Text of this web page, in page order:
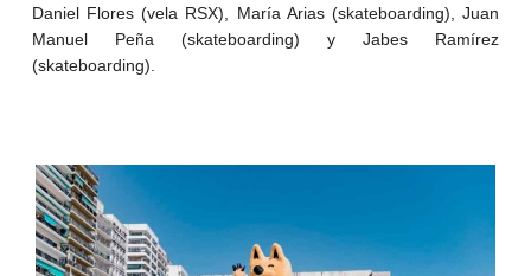
Daniel Flores (vela RSX), María Arias (skateboarding), Juan
Manuel Peña (skateboarding) y Jabes Ramírez
(skateboarding).